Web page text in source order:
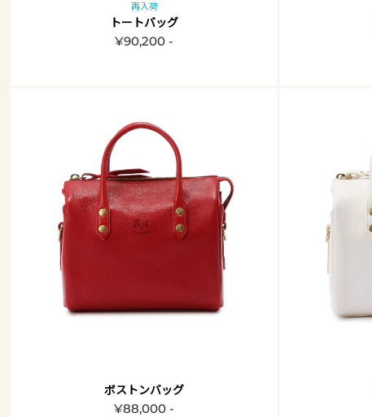
再入荷
トートバッグ
¥90,200 -
ボストンバッグ
¥88,000 -